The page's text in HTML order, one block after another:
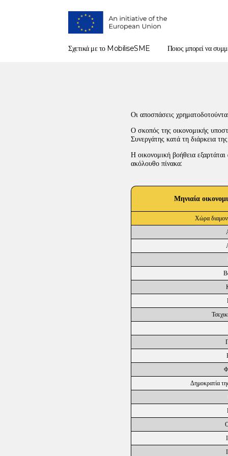
Σχετικά με το MobiliseSME Ποιος μπορεί να
Οι αποσπάσεις
Ο σκοπός της οικονομικής
Συνεργάτης κατά τη διάρκεια
Η οικονομική βοήθεια
ακόλουθο πίνακα:
Μηνιαία
Χώρα
Δημοκρατία